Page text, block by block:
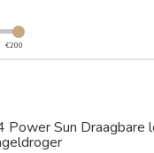
€200
Power Sun Draagbare